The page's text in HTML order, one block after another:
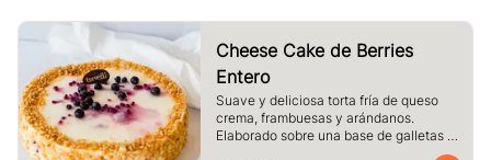
Cheese Cake de Berries
Entero
Suave y deliciosa torta fría de queso
crema, frambuesas y arándanos.
Elaborado sobre una base de galletas y